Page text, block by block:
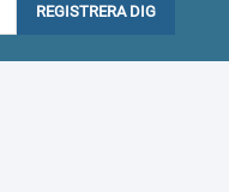
REGISTRERA DIG